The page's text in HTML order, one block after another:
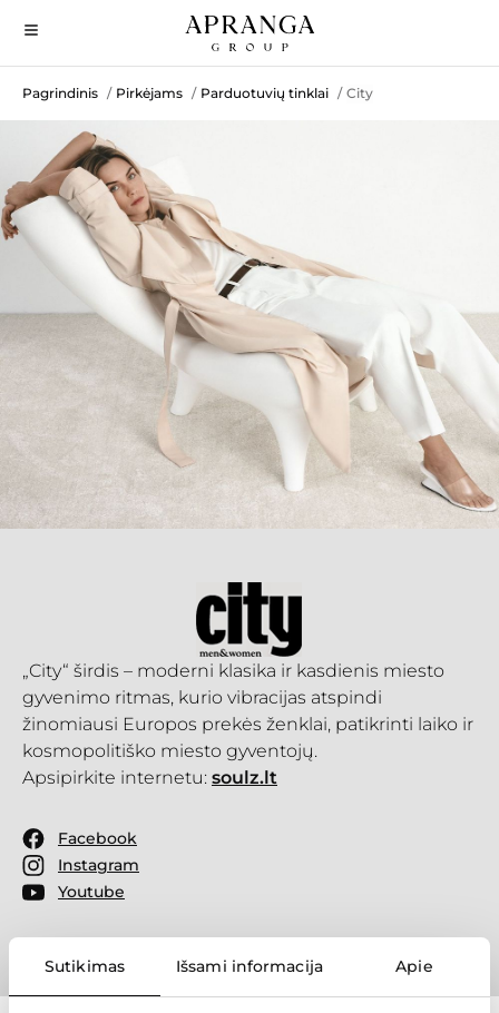
Sutikimas Išsami informacija Apie
Pagrindinis / Pirkėjams / Parduotuvių tinklai / City
„City“ širdis – moderni klasika ir kasdienis miesto
gyvenimo ritmas, kurio vibracijas atspindi
žinomiausi Europos prekės ženklai, patikrinti laiko ir
kosmopolitiško miesto gyventojų.
Apsipirkite internetu: soulz.lt
Facebook
Instagram
Youtube